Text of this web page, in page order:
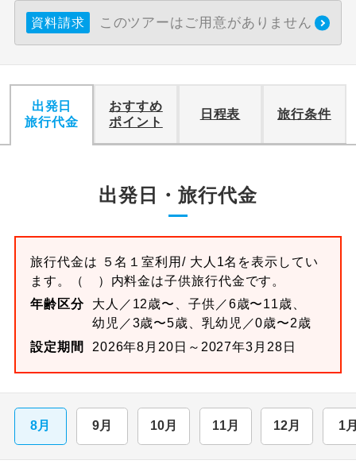
資料請求 このツアーはご用意がありません
出発日
旅行代金
おすすめ
ポイント
日程表 旅行条件
出発日・旅行代金
旅行代金は ５名１室利用/ 大人1名を表示してい
ます。
（ ）内料金は子供旅行代金です。
年齢区分
大人／12歳〜、子供／6歳〜11歳、
幼児／3歳〜5歳、乳幼児／0歳〜2歳
設定期間
2026年8月20日～2027年3月28日
8月 9月 10月 11月 12月 1